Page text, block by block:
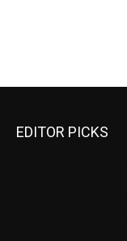
EDITOR PICKS